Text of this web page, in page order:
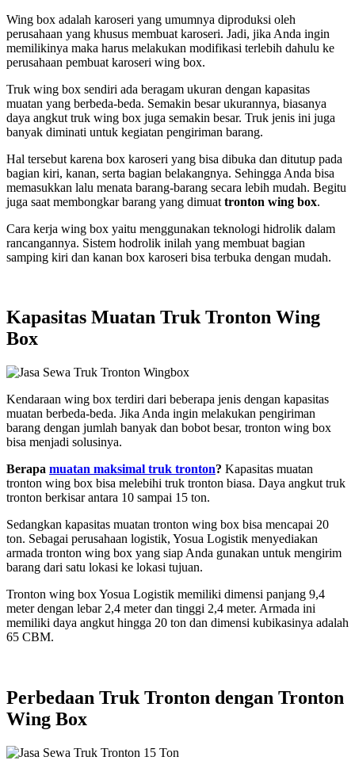
Wing box adalah karoseri yang umumnya diproduksi oleh
perusahaan yang khusus membuat karoseri. Jadi, jika Anda ingin
memilikinya maka harus melakukan modifikasi terlebih dahulu ke
perusahaan pembuat karoseri wing box.
Truk wing box sendiri ada beragam ukuran dengan kapasitas
muatan yang berbeda-beda. Semakin besar ukurannya, biasanya
daya angkut truk wing box juga semakin besar. Truk jenis ini juga
banyak diminati untuk kegiatan pengiriman barang.
Hal tersebut karena box karoseri yang bisa dibuka dan ditutup pada
bagian kiri, kanan, serta bagian belakangnya. Sehingga Anda bisa
memasukkan lalu menata barang-barang secara lebih mudah. Begitu
juga saat membongkar barang yang dimuat tronton wing box.
Cara kerja wing box yaitu menggunakan teknologi hidrolik dalam
rancangannya. Sistem hodrolik inilah yang membuat bagian
samping kiri dan kanan box karoseri bisa terbuka dengan mudah.
Kapasitas Muatan Truk Tronton Wing
Box
Kendaraan wing box terdiri dari beberapa jenis dengan kapasitas
muatan berbeda-beda. Jika Anda ingin melakukan pengiriman
barang dengan jumlah banyak dan bobot besar, tronton wing box
bisa menjadi solusinya.
Berapa muatan maksimal truk tronton? Kapasitas muatan
tronton wing box bisa melebihi truk tronton biasa. Daya angkut truk
tronton berkisar antara 10 sampai 15 ton.
Sedangkan kapasitas muatan tronton wing box bisa mencapai 20
ton. Sebagai perusahaan logistik, Yosua Logistik menyediakan
armada tronton wing box yang siap Anda gunakan untuk mengirim
barang dari satu lokasi ke lokasi tujuan.
Tronton wing box Yosua Logistik memiliki dimensi panjang 9,4
meter dengan lebar 2,4 meter dan tinggi 2,4 meter. Armada ini
memiliki daya angkut hingga 20 ton dan dimensi kubikasinya adalah
65 CBM.
Perbedaan Truk Tronton dengan Tronton
Wing Box